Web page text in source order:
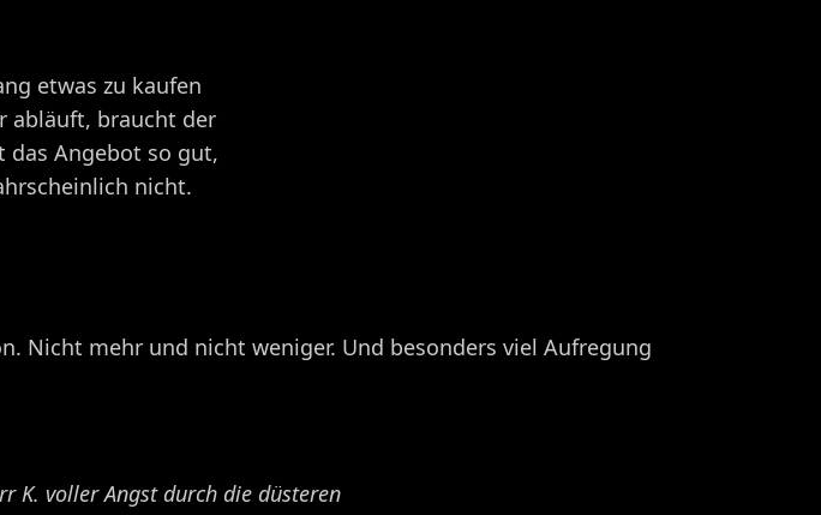
etwas zu kaufen
abläuft, braucht der
das Angebot so gut,
nicht.
Nicht mehr und nicht weniger. Und besonders viel Aufregung
K. voller Angst durch die düsteren